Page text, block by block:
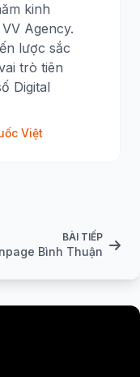
kinh
Agency.
lược sắc
trò tiên
Digital
Việt
BÀI TIẾP
Bình Thuận